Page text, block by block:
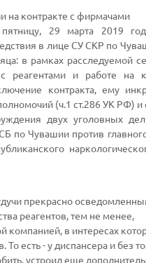
на контракте с фирмачами
29 марта 2019
в лице СУ СКР по
в рамках расследуемой
с реагентами и работе
контракта, ему
(ч.1 ст.286 УК РФ)
двух уголовных
по Чувашии против
прекрасно
реагентов, тем не менее,
компанией, в интересах
есть - у диспансера и без
устроил еще